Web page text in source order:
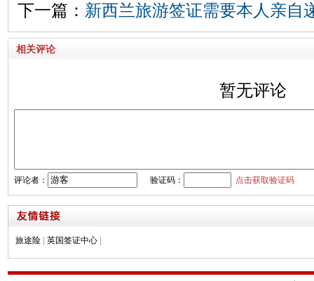
下一篇： 新西兰旅游签证需要本人亲自
相关评论
暂无评论
评论者： 验证码： 点击获取验证码
旅途险 英国签证中心